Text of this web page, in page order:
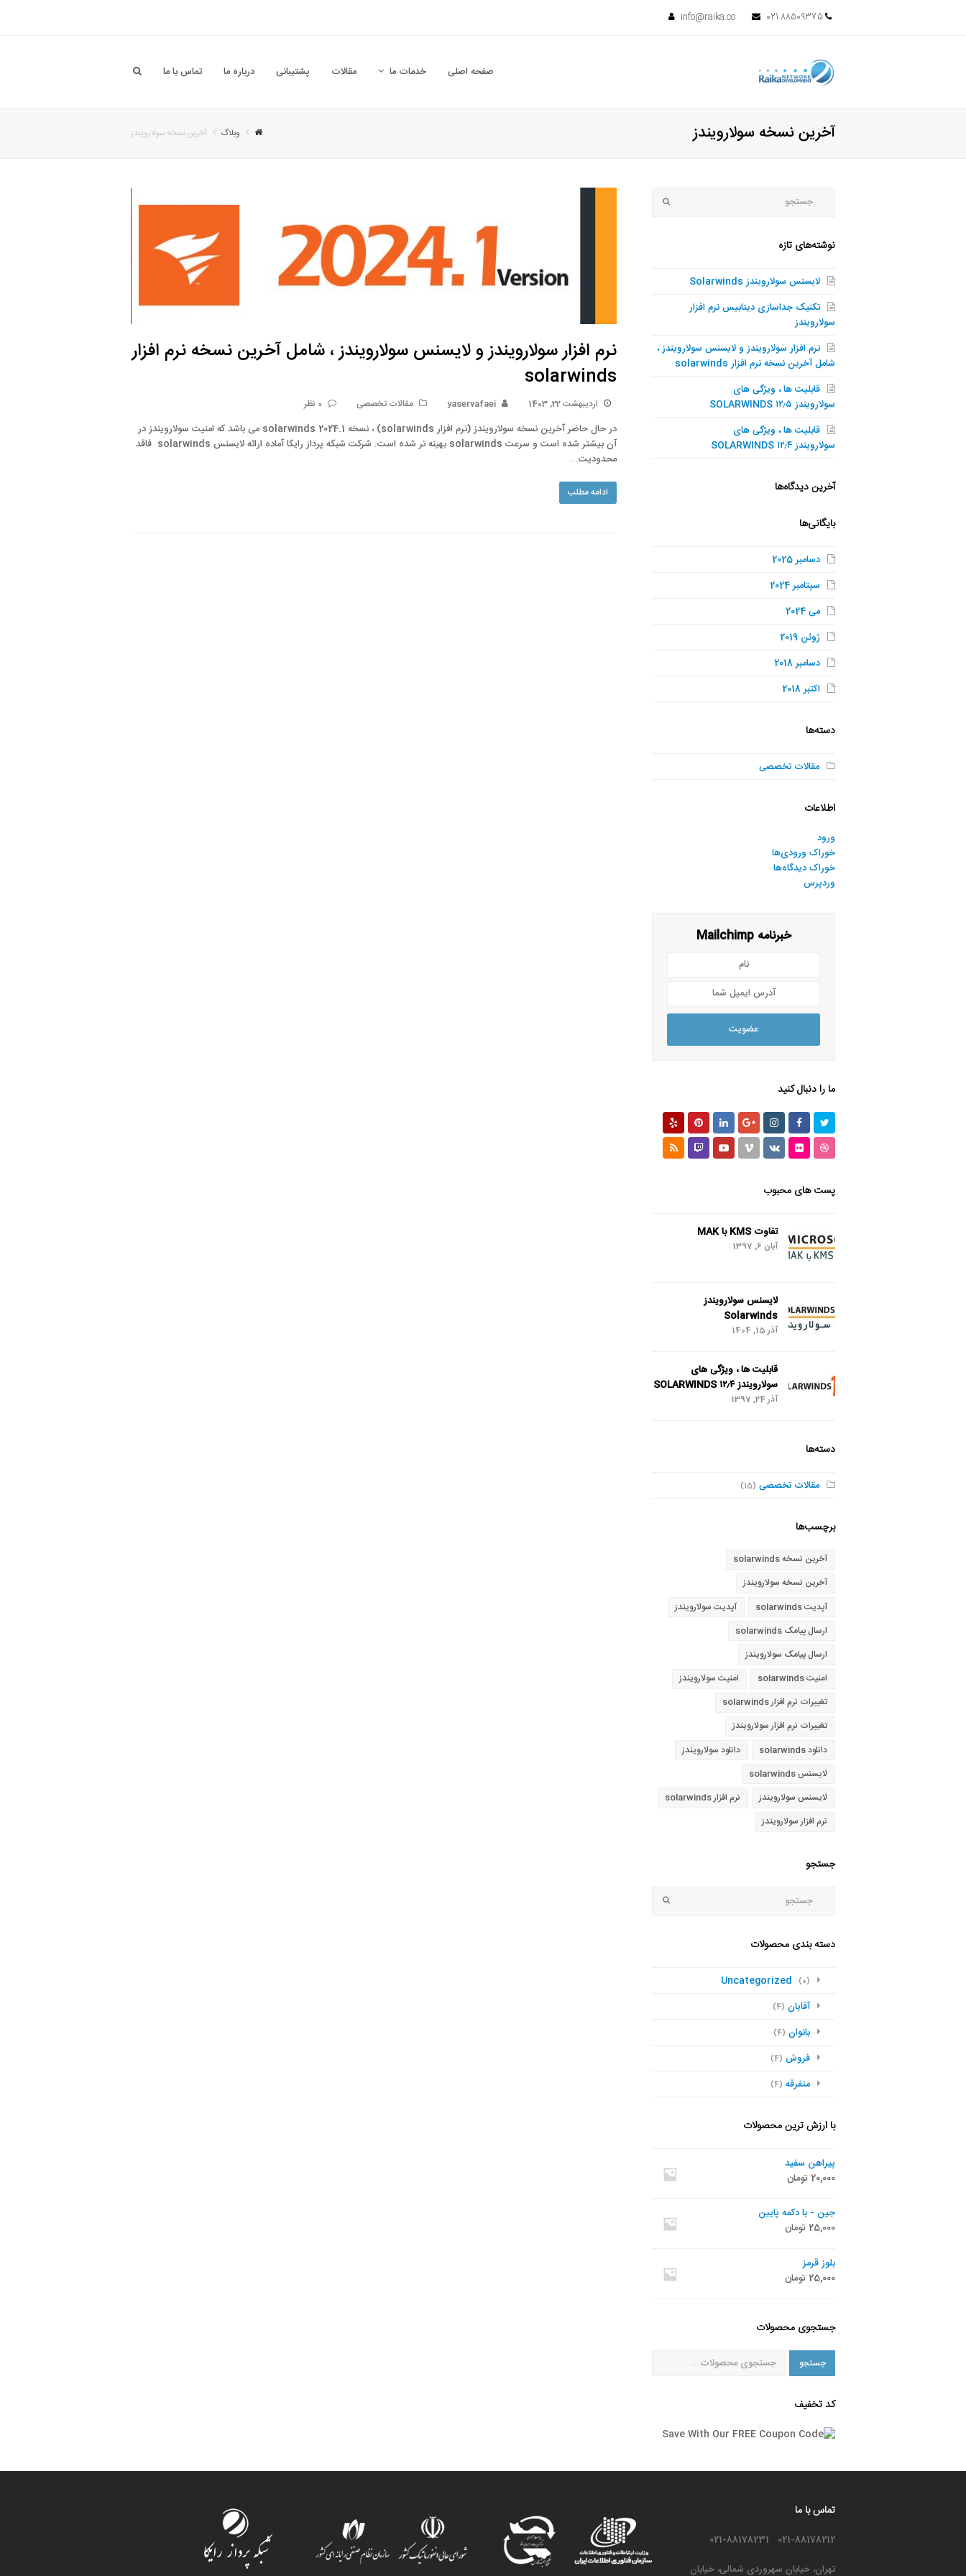
صفحه اصلی خدمات ما مقالات پشتیبانی درباره ما تماس با ما
آخرین نسخه سولارویندز وبلاگ آخرین نسخه سولارویندز
نرم افزار سولارویندز و لایسنس سولارویندز ، شامل آخرین نسخه نرم افزار
solarwinds
اردیبهشت 22, 1403 yaservafaei مقالات تخصصی 0 نظر
در حال حاضر آخرین نسخه سولارویندز (نرم افزار solarwinds) ، نسخه solarwinds 2024.1 می باشد که امنیت سولارویندز در
آن بیشتر شده است و سرعت solarwinds بهینه تر شده است. شرکت شبکه پرداز رایکا آماده ارائه لایسنس solarwinds فاقد
محدودیت…
ادامه مطلب
Submit
نوشته‌های تازه
لایسنس سولارویندز Solarwinds
تکنیک جداسازی دیتابیس نرم افزار
سولارویندز
نرم افزار سولارویندز و لایسنس سولارویندز ،
شامل آخرین نسخه نرم افزار solarwinds
قابلیت ها ، ویژگی های
سولارویندز SOLARWINDS ۱۲٫۵
قابلیت ها ، ویژگی های
سولارویندز SOLARWINDS ۱۲٫۴
آخرین دیدگاه‌ها
بایگانی‌ها
دسامبر 2025
سپتامبر 2024
می 2024
ژوئن 2019
دسامبر 2018
اکتبر 2018
دسته‌ها
مقالات تخصصی
اطلاعات
ورود
خوراک ورودی‌ها
خوراک دیدگاه‌ها
وردپرس
خبرنامه Mailchimp
شما
عضویت
ما را دنبال کنید
Twitter
Facebook
Instagram
GooglePlus
LinkedIn
Pinterest
Yelp
Dribbble
Flickr
VK
Vimeo
Youtube
Twitch
RSS
پست های محبوب
تفاوت KMS با MAK
آبان 6, 1397
لایسنس سولارویندز
Solarwinds
آذر 15, 1404
قابلیت ها ، ویژگی های
سولارویندز SOLARWINDS ۱۲٫۴
آذر 24, 1397
دسته‌ها
مقالات تخصصی (15)
برچسب‌ها
آخرین نسخه solarwinds
آخرین نسخه سولارویندز
آپدیت solarwinds
آپدیت سولارویندز
ارسال پیامک solarwinds
ارسال پیامک سولارویندز
امنیت solarwinds
امنیت سولارویندز
تغییرات نرم افزار solarwinds
تغییرات نرم افزار سولارویندز
دانلود solarwinds
دانلود سولارویندز
لایسنس solarwinds
لایسنس سولارویندز
نرم افزار solarwinds
نرم افزار سولارویندز
جستجو
Submit
دسته بندی محصولات
Uncategorized (0)
آقایان (4)
بانوان (4)
فروش (4)
متفرقه (4)
با ارزش ترین محصولات
پیراهن سفید
20,000 تومان
جین - با دکمه پایین
25,000 تومان
بلوز قرمز
25,000 تومان
جستجوی محصولات
جستجو
کد تخفیف
تماس با ما
021-88178212 021-88178231
تهران، خیابان سهروردی شمالی، خیابان